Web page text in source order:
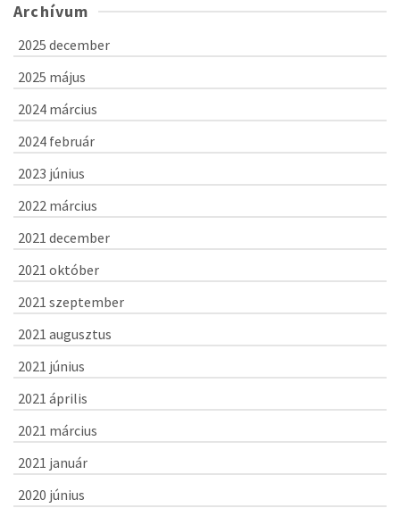
Archívum
2025 december
2025 május
2024 március
2024 február
2023 június
2022 március
2021 december
2021 október
2021 szeptember
2021 augusztus
2021 június
2021 április
2021 március
2021 január
2020 június